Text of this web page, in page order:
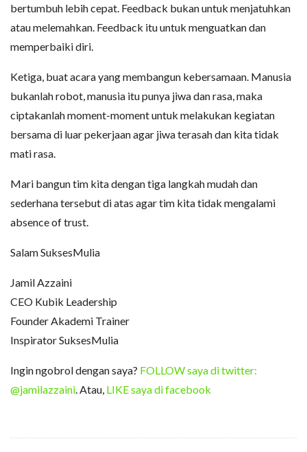
bertumbuh lebih cepat. Feedback bukan untuk menjatuhkan
atau melemahkan. Feedback itu untuk menguatkan dan
memperbaiki diri.
Ketiga, buat acara yang membangun kebersamaan. Manusia
bukanlah robot, manusia itu punya jiwa dan rasa, maka
ciptakanlah moment-moment untuk melakukan kegiatan
bersama di luar pekerjaan agar jiwa terasah dan kita tidak
mati rasa.
Mari bangun tim kita dengan tiga langkah mudah dan
sederhana tersebut di atas agar tim kita tidak mengalami
absence of trust.
Salam SuksesMulia
Jamil Azzaini
CEO Kubik Leadership
Founder Akademi Trainer
Inspirator SuksesMulia
Ingin ngobrol dengan saya? FOLLOW saya di twitter:
@jamilazzaini. Atau, LIKE saya di facebook